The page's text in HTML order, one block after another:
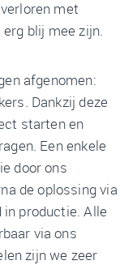
met
blij mee zijn.
afgenomen:
Dankzij deze
starten en
Een enkele
door ons
de oplossing via
productie. Alle
via ons
zijn we zeer